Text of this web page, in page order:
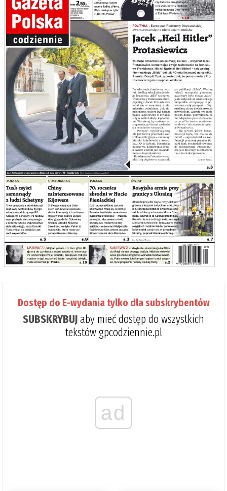
Dostęp do E-wydania tylko dla subskrybentów
SUBSKRYBUJaby mieć dostęp do wszystkich
tekstów gpcodziennie.pl
ad